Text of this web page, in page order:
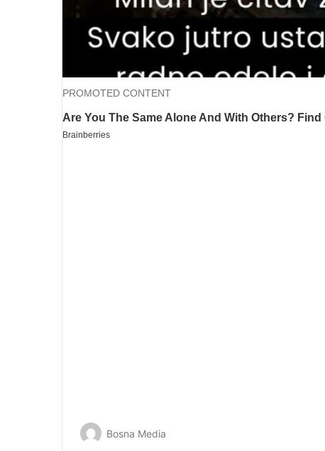
Bosna Media